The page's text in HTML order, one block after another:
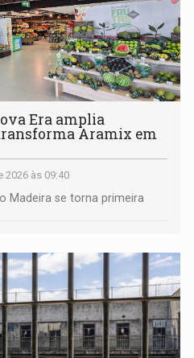
Era amplia
Aramix em
2026 às 09:40
Madeira se torna primeira